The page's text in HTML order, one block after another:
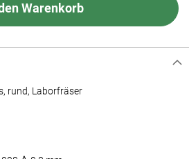
Warenkorb
rund, Laborfräser